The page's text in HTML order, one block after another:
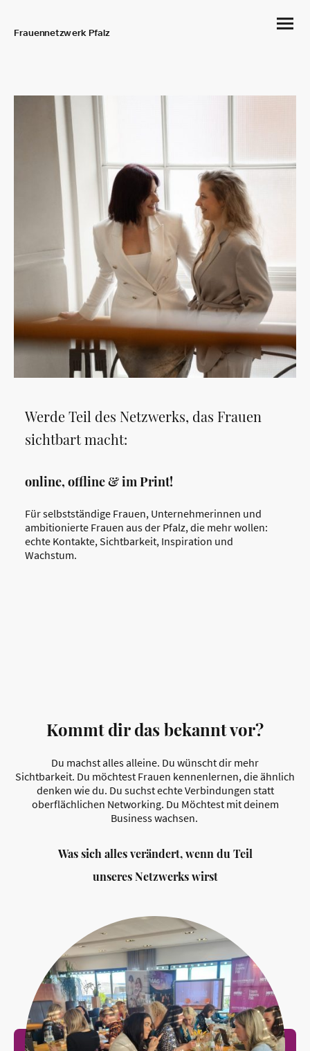
Frauennetzwerk Pfalz
Werde Teil des Netzwerks, das Frauen
sichtbart macht:
online, offline & im Print!
Für selbstständige Frauen, Unternehmerinnen und
ambitionierte Frauen aus der Pfalz, die mehr wollen:
echte Kontakte, Sichtbarkeit, Inspiration und
Wachstum.
Kommt dir das bekannt vor?
Du machst alles alleine. Du wünscht dir mehr
Sichtbarkeit. Du möchtest Frauen kennenlernen, die ähnlich
denken wie du. Du suchst echte Verbindungen statt
oberflächlichen Networking. Du Möchtest mit deinem
Business wachsen.
Was sich alles verändert, wenn du Teil
unseres Netzwerks wirst